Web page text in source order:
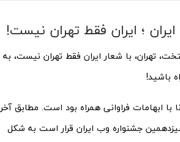
؛ ایران فقط تهران نیست!
تهران، با شعار ایران فقط تهران نیست‌، به
باشید!
با ابهامات فراوانی همراه بود است. مطابق
جشنواره وب ایران قرار است به شکل